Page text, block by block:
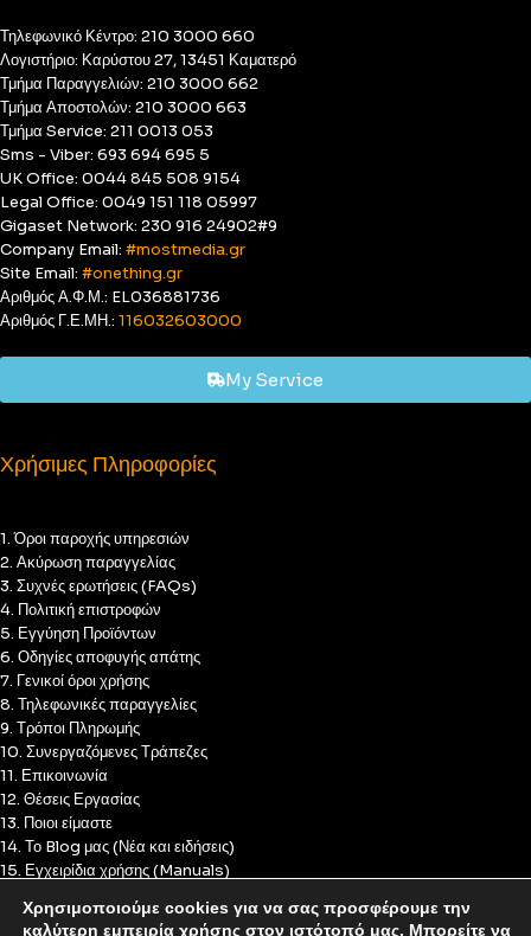
Τηλεφωνικό Κέντρο: 210 3000 660
Λογιστήριο: Καρύστου 27, 13451 Καματερό
Τμήμα Παραγγελιών: 210 3000 662
Τμήμα Αποστολών: 210 3000 663
Τμήμα Service: 211 0013 053
Sms - Viber: 693 694 695 5
UK Office: 0044 845 508 9154
Legal Office: 0049 151 118 05997
Gigaset Network: 230 916 24902#9
Company Email: #mostmedia.gr
Site Email: #onething.gr
Αριθμός Α.Φ.Μ.: EL036881736
Αριθμός Γ.Ε.ΜΗ.: 116032603000
My Service
Χρήσιμες Πληροφορίες
1. Όροι παροχής υπηρεσιών
2. Ακύρωση παραγγελίας
3. Συχνές ερωτήσεις (FAQs)
4. Πολιτική επιστροφών
5. Εγγύηση Προϊόντων
6. Οδηγίες αποφυγής απάτης
7. Γενικοί όροι χρήσης
8. Τηλεφωνικές παραγγελίες
9. Τρόποι Πληρωμής
10. Συνεργαζόμενες Τράπεζες
11. Επικοινωνία
12. Θέσεις Εργασίας
13. Ποιοι είμαστε
14. Το Blog μας (Νέα και ειδήσεις)
15. Εγχειρίδια χρήσης (Manuals)
17. Πολιτική Cookies
Χρησιμοποιούμε cookies για να σας προσφέρουμε την
καλύτερη εμπειρία χρήσης στον ιστότοπό μας. Μπορείτε να